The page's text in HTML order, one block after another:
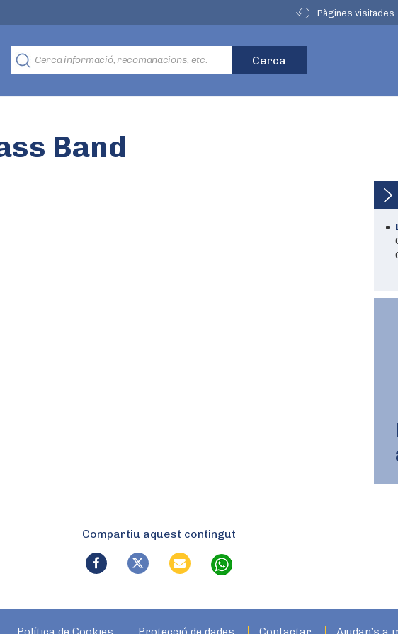
Pàgines visitades
Band
Compartiu aquest contingut